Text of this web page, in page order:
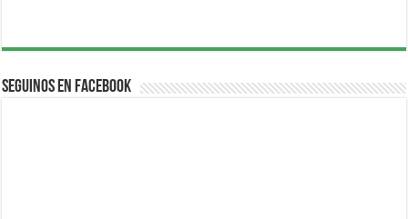
Seguinos en Facebook